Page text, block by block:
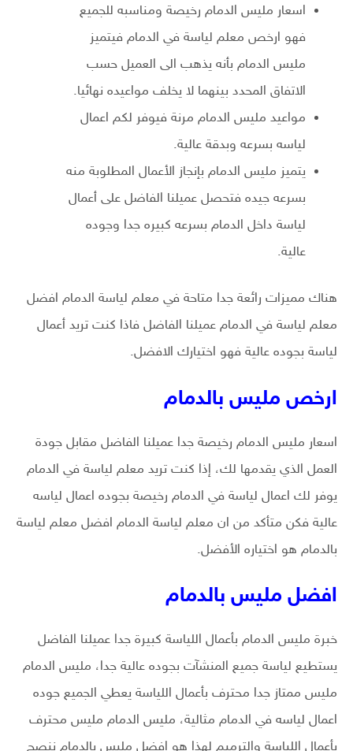
اسعار مليس الدمام رخيصة ومناسبه للجميع
فهو ارخص معلم لياسة في الدمام فيتميز
مليس الدمام بأنه يذهب الى العميل حسب
الاتفاق المحدد بينهما لا يخلف مواعيده نهائيا.
مواعيد مليس الدمام مرنة فيوفر لكم اعمال
لياسه بسرعه وبدقة عالية.
يتميز مليس الدمام بإنجاز الأعمال المطلوبة منه
بسرعه جيده فتحصل عميلنا الفاضل على أعمال
لياسة داخل الدمام بسرعه كبيره جدا وجوده
عالية.
هناك مميزات رائعة جدا متاحة في معلم لياسة الدمام افضل
معلم لياسة في الدمام عميلنا الفاضل فاذا كنت تريد أعمال
لياسة بجوده عالية فهو اختيارك الافضل.
ارخص مليس بالدمام
اسعار مليس الدمام رخيصة جدا عميلنا الفاضل مقابل جودة
العمل الذي يقدمها لك، إذا كنت تريد معلم لياسة في الدمام
يوفر لك اعمال لياسة في الدمام رخيصة بجوده اعمال لياسه
عالية فكن متأكد من ان معلم لياسة الدمام افضل معلم لياسة
بالدمام هو اختياره الأفضل.
افضل مليس بالدمام
خبرة مليس الدمام بأعمال اللياسة كبيرة جدا عميلنا الفاضل
يستطيع لياسة جميع المنشآت بجوده عالية جدا، مليس الدمام
مليس ممتاز جدا محترف بأعمال اللياسة يعطي الجميع جوده
اعمال لياسه في الدمام مثالية، مليس الدمام مليس محترف
بأعمال اللياسة والترميم لهذا هو افضل مليس بالدمام ننصح